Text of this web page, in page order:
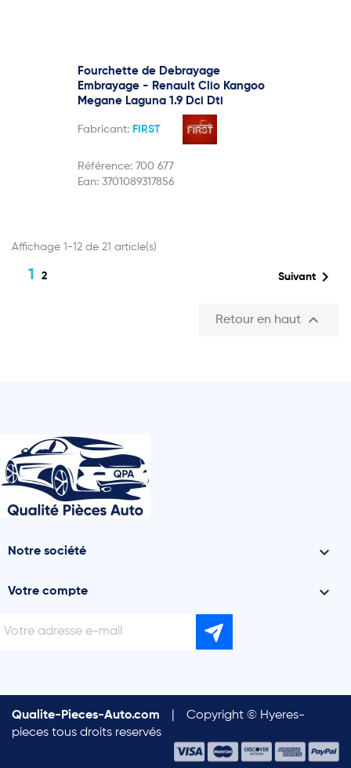
Fourchette de Debrayage
Embrayage - Renault Clio Kangoo
Megane Laguna 1.9 Dci Dti
Fabricant: FIRST
Référence: 700 677
Ean: 3701089317856
Affichage 1-12 de 21 article(s)
1 2 Suivant 
Retour en haut 
Notre société 
Votre compte 
Qualite-Pieces-Auto.com
Copyright © Hyeres-
pieces tous droits reservés